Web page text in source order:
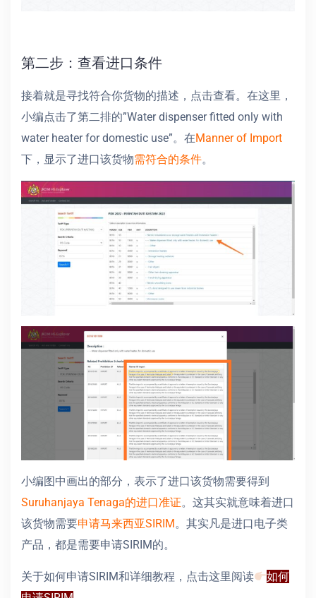
第二步：查看进口条件
接着就是寻找符合你货物的描述，点击查看。在这里，
小编点击了第二排的”Water dispenser fitted only with
water heater for domestic use”。在Manner of Import
下，显示了进口该货物需符合的条件。
小编图中画出的部分，表示了进口该货物需要得到
Suruhanjaya Tenaga的进口准证。这其实就意味着进口
该货物需要申请马来西亚SIRIM。其实凡是进口电子类
产品，都是需要申请SIRIM的。
关于如何申请SIRIM和详细教程，点击这里阅读
如何